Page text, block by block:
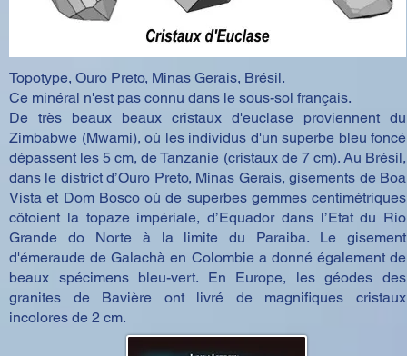
Topotype, Ouro Preto, Minas Gerais, Brésil.
Ce minéral n'est pas connu dans le sous-sol français.
De très beaux beaux cristaux d'euclase proviennent du
Zimbabwe (Mwami), où les individus d'un superbe bleu foncé
dépassent les 5 cm, de Tanzanie (cristaux de 7 cm). Au Brésil,
dans le district d’Ouro Preto, Minas Gerais, gisements de Boa
Vista et Dom Bosco où de superbes gemmes centimétriques
côtoient la topaze impériale, d’Equador dans l’Etat du Rio
Grande do Norte à la limite du Paraiba. Le gisement
d'émeraude de Galachà en Colombie a donné également de
beaux spécimens bleu-vert. En Europe, les géodes des
granites de Bavière ont livré de magnifiques cristaux
incolores de 2 cm.